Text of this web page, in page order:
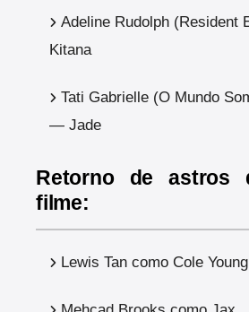
Adeline Rudolph (Resident
Kitana
Tati Gabrielle (O Mundo
— Jade
Retorno de astros
filme:
Lewis Tan como Cole Young